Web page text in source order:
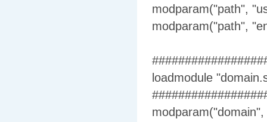
modparam("path",
modparam("path",
loadmodule